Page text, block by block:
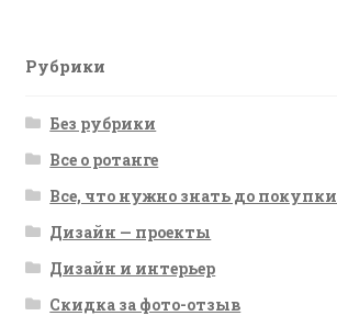
Рубрики
Без рубрики
Все о ротанге
Все, что нужно знать до покупки
Дизайн — проекты
Дизайн и интерьер
Скидка за фото-отзыв